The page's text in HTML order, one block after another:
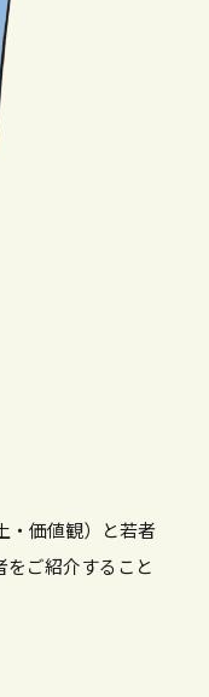
・価値観）と若者
ご紹介すること